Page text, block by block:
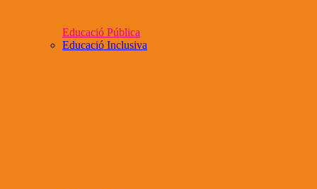
Educació Pública
Educació Inclusiva